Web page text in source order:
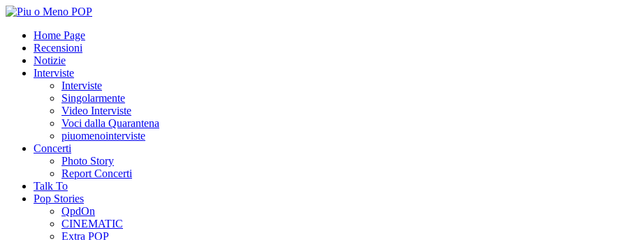
Home Page
Recensioni
Notizie
Interviste
Interviste
Singolarmente
Video Interviste
Voci dalla Quarantena
piuomenointerviste
Concerti
Photo Story
Report Concerti
Talk To
Pop Stories
QpdOn
CINEMATIC
Extra POP